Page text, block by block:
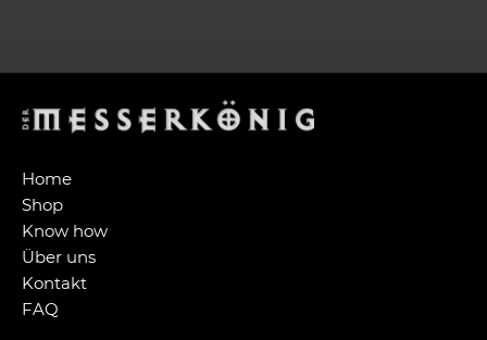
Home
Shop
Know how
Über uns
Kontakt
FAQ